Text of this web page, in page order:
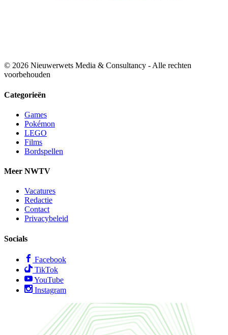
© 2026 Nieuwerwets Media & Consultancy - Alle rechten
voorbehouden
Categorieën
Games
Pokémon
LEGO
Films
Bordspellen
Meer NWTV
Vacatures
Redactie
Contact
Privacybeleid
Socials
Facebook
TikTok
YouTube
Instagram